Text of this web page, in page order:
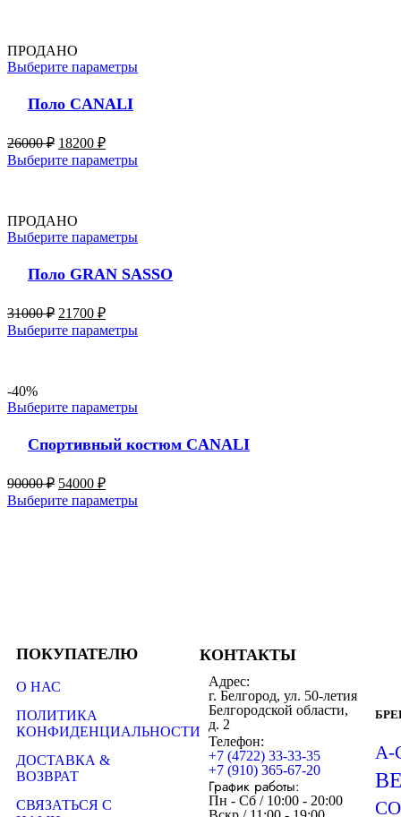
ПРОДАНО
Выберите параметры
Поло CANALI
26000₽ 18200 ₽
Выберите параметры
ПРОДАНО
Выберите параметры
Поло GRAN SASSO
31000₽ 21700 ₽
Выберите параметры
-40%
Выберите параметры
Спортивный костюм CANALI
90000₽ 54000 ₽
Выберите параметры
ПОКУПАТЕЛЮ
О НАС
ПОЛИТИКА
КОНФИДЕНЦИАЛЬНОСТИ
ДОСТАВКА &
ВОЗВРАТ
СВЯЗАТЬСЯ С
КОНТАКТЫ
Адрес:
г. Белгород, ул. 50-летия
Белгородской области,
д. 2
Телефон:
+7 (4722) 33-33-35
+7 (910) 365-67-20
График работы:
Пн - Сб / 10:00 - 20:00
A-